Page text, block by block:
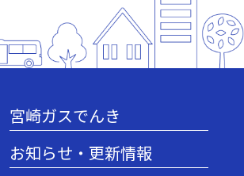
宮崎ガスでんき
お知らせ・更新情報